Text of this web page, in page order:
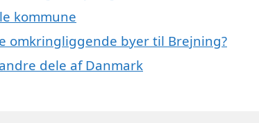
kommune
omkringliggende byer til Brejning?
dele af Danmark